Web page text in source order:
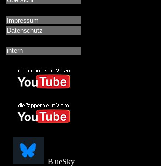
Impressum
Datenschutz
intern
BlueSky